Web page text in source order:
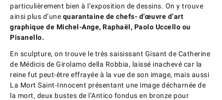
particulièrement bien à l’exposition de dessins. On y trouve
ainsi plus d’une quarantaine de chefs- d’œuvre d’art
graphique de Michel-Ange, Raphaël, Paolo Uccello ou
Pisanello.
En sculpture, on trouve le très saisissant Gisant de Catherine
de Médicis de Girolamo della Robbia, laissé inachevé car la
reine fut peut-être effrayée à la vue de son image, mais aussi
La Mort Saint-Innocent présentant une image décharnée de
la mort, deux bustes de l’Antico fondus en bronze pour